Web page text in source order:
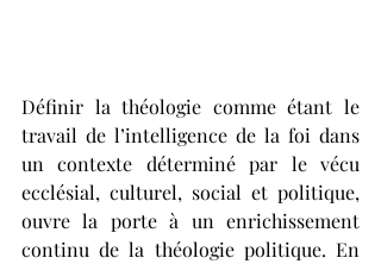
Définir la théologie comme étant le
travail de l’intelligence de la foi dans
un contexte déterminé par le vécu
ecclésial, culturel, social et politique,
ouvre la porte à un enrichissement
continu de la théologie politique. En